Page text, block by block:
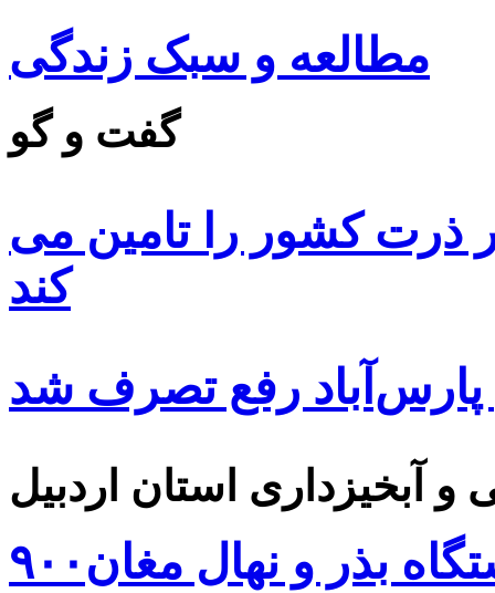
مطالعه و سبک زندگی
گفت و گو
۸۵ درصد بذر ذرت کشور را تامین می
کند
پارس‌آباد رفع تصرف شد
۹۰۰هزار اصله نهال توسط ایستگاه بذر و نهال مغان